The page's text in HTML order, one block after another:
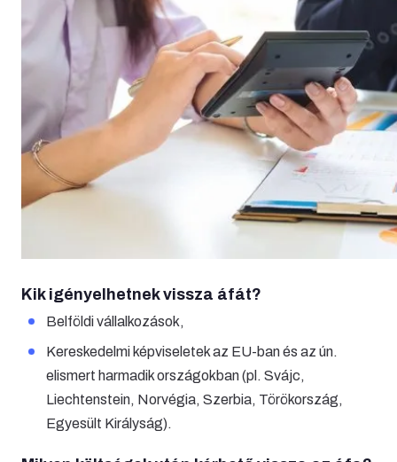
Kik igényelhetnek vissza áfát?
Belföldi vállalkozások,
Kereskedelmi képviseletek az EU-ban és az ún.
elismert harmadik országokban (pl. Svájc,
Liechtenstein, Norvégia, Szerbia, Törökország,
Egyesült Királyság).